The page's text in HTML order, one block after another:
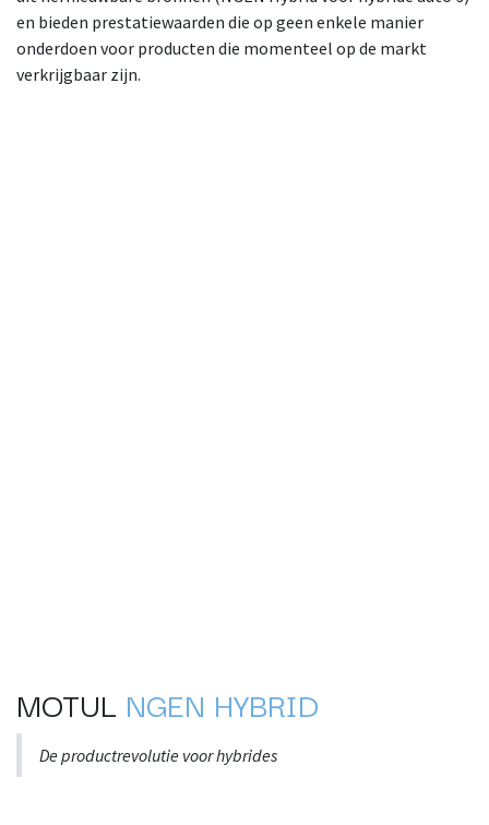
en bieden prestatiewaarden die op geen enkele manier
onderdoen voor producten die momenteel op de markt
verkrijgbaar zijn.
MOTUL NGEN HYBRID
De productrevolutie voor hybrides